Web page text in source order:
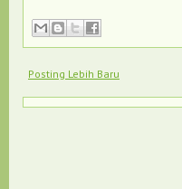
Posting Lebih Baru